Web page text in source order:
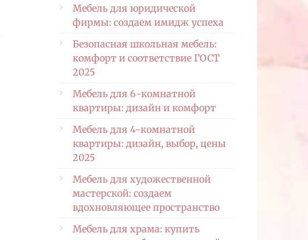
Мебель для юридической
фирмы: создаем имидж успеха
Безопасная школьная мебель:
комфорт и соответствие ГОСТ
2025
Мебель для 6-комнатной
квартиры: дизайн и комфорт
Мебель для 4-комнатной
квартиры: дизайн, выбор, цены
2025
Мебель для художественной
мастерской: создаем
вдохновляющее пространство
Мебель для храма: купить